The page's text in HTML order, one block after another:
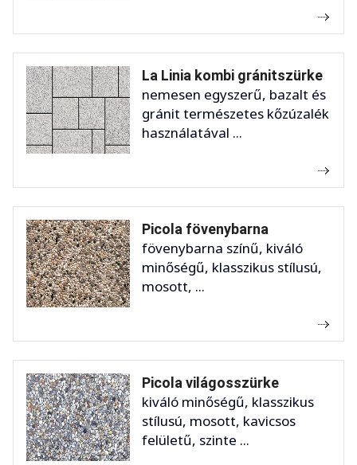
La Linia kombi gránitszürke
nemesen egyszerű, bazalt és
gránit természetes kőzúzalék
használatával ...
Picola fövenybarna
fövenybarna színű, kiváló
minőségű, klasszikus stílusú,
mosott, ...
Picola világosszürke
kiváló minőségű, klasszikus
stílusú, mosott, kavicsos
felületű, szinte ...